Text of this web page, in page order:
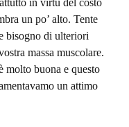
in virtù del costo
un po’ alto. Tente
bisogno di ulteriori
massa muscolare.
molto buona e questo
un attimo